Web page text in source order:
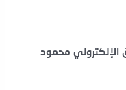
الإلكتروني محمود